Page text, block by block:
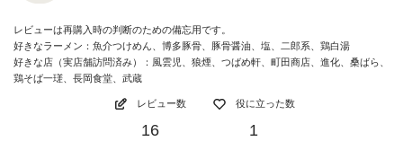
レビューは再購入時の判断のための備忘用です。
好きなラーメン：魚介つけめん、博多豚骨、豚骨醤油、塩、二郎系、鶏白湯
好きな店（実店舗訪問済み）：風雲児、狼煙、つばめ軒、町田商店、進化、桑ばら、
鶏そば一瑳、長岡食堂、武蔵
レビュー数
16
役に立った数
1